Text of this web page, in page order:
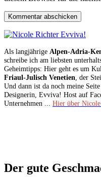
Kommentar abschicken
Als langjährige Alpen-Adria-
schreibe ich am liebsten
Geheimtipps: Hier geht es um
Friaul-Julisch Venetien , der
Und dann ist da noch meine
Designerin, Evviva! Host auf
Unternehmen ... Hier über
Der gute